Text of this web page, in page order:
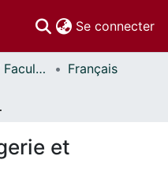
Se connecter
Faculté des arts // Faculty of Arts
Français
et